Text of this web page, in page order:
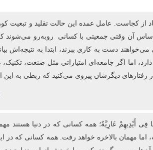
از کجاست. عامل عمده این حالت تقلید و
آن وقتی جمعیتی با کسانی روبه‌رو می‌شوند که
دست به کاری ببرند، ابتدا به نتیجه‌اش
اگر جامعه‌ای امتیازاتی مثل صنعت، تکنیک،
رفتارهای دیگرشان پیروی می‌کنید که ربطی به این
أَیْدِیهِمْ عَارِیَّةٌ؛‏ همه کسانی که در دنیا هستند
اما مهمان بالاخره خواهد رفت. همه کسانی که